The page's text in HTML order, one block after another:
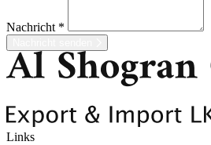
Nachricht *
Links